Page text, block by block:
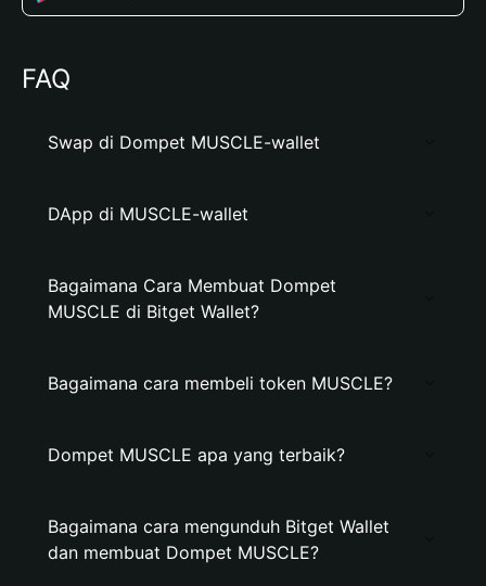
FAQ
Swap di Dompet MUSCLE-wallet
DApp di MUSCLE-wallet
Bagaimana Cara Membuat Dompet
MUSCLE di Bitget Wallet?
Bagaimana cara membeli token MUSCLE?
Dompet MUSCLE apa yang terbaik?
Bagaimana cara mengunduh Bitget Wallet
dan membuat Dompet MUSCLE?